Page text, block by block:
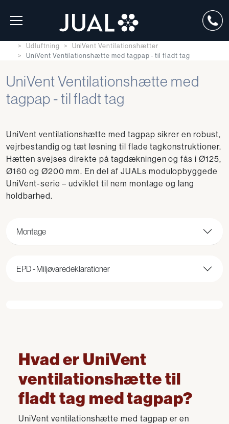
Udluftning
UniVent Ventilationshætter
UniVent Ventilationshætte med tagpap - til fladt tag
UniVent Ventilationshætte med
tagpap - til fladt tag
UniVent ventilationshætte med tagpap sikrer en robust,
vejrbestandig og tæt løsning til flade tagkonstruktioner.
Hætten svejses direkte på tagdækningen og fås i Ø125,
Ø160 og Ø200 mm. En del af JUALs modulopbyggede
UniVent-serie – udviklet til nem montage og lang
holdbarhed.
Montage
EPD - Miljøvaredeklarationer
Hvad er UniVent
ventilationshætte til
fladt tag med tagpap?
UniVent ventilationshætte med tagpap er en